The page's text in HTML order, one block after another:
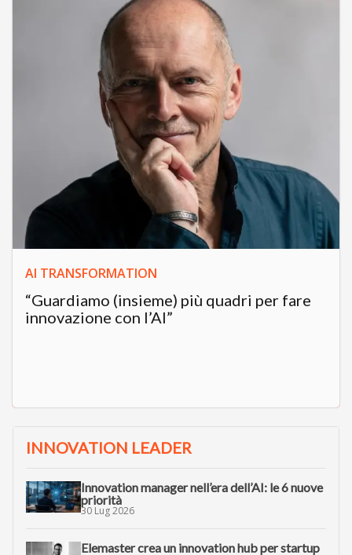
AI TRANSFORMATION
“Guardiamo (insieme) più quadri per fare
innovazione con l’AI”
INNOVATION LEADER
Innovation manager nell’era dell’AI: le 6 nuove
priorità
30 Lug 2026
Elemaster crea un innovation hub per startup